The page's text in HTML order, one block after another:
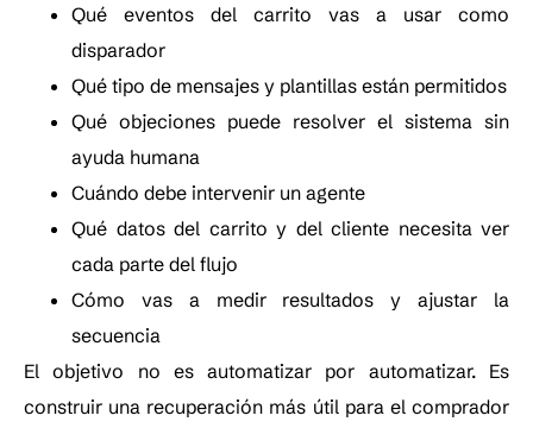
Qué eventos del carrito vas a usar como
disparador
Qué tipo de mensajes y plantillas están permitidos
Qué objeciones puede resolver el sistema sin
ayuda humana
Cuándo debe intervenir un agente
Qué datos del carrito y del cliente necesita ver
cada parte del flujo
Cómo vas a medir resultados y ajustar la
secuencia
El objetivo no es automatizar por automatizar. Es
construir una recuperación más útil para el comprador